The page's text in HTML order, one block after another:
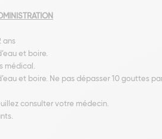
ans
et boire.
médical.
et boire. Ne pas dépasser 10 gouttes
consulter votre médecin.